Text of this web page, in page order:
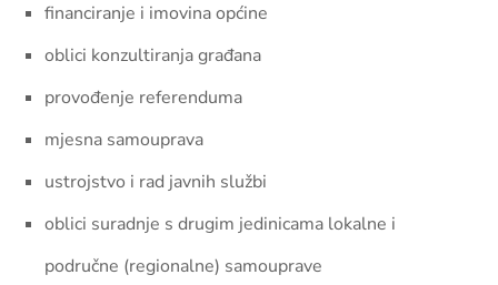
financiranje i imovina općine
oblici konzultiranja građana
provođenje referenduma
mjesna samouprava
ustrojstvo i rad javnih službi
oblici suradnje s drugim jedinicama lokalne i
područne (regionalne) samouprave